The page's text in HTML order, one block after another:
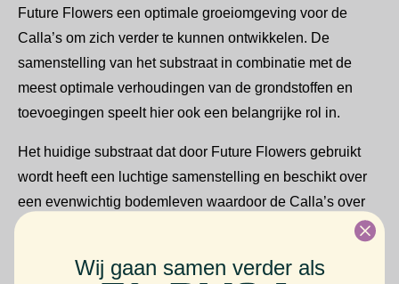
Future Flowers een optimale groeiomgeving voor de
Calla’s om zich verder te kunnen ontwikkelen. De
samenstelling van het substraat in combinatie met de
meest optimale verhoudingen van de grondstoffen en
toevoegingen speelt hier ook een belangrijke rol in.
Het huidige substraat dat door Future Flowers gebruikt
wordt heeft een luchtige samenstelling en beschikt over
een evenwichtig bodemleven waardoor de Calla’s over
Wij gaan samen verder als